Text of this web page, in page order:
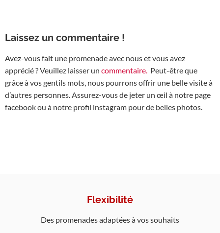
Laissez un commentaire !
Avez-vous fait une promenade avec nous et vous avez
apprécié ? Veuillez laisser un commentaire. Peut-être que
grâce à vos gentils mots, nous pourrons offrir une belle visite à
d’autres personnes. Assurez-vous de jeter un œil à notre page
facebook ou à notre profil instagram pour de belles photos.
Flexibilité
Des promenades adaptées à vos souhaits